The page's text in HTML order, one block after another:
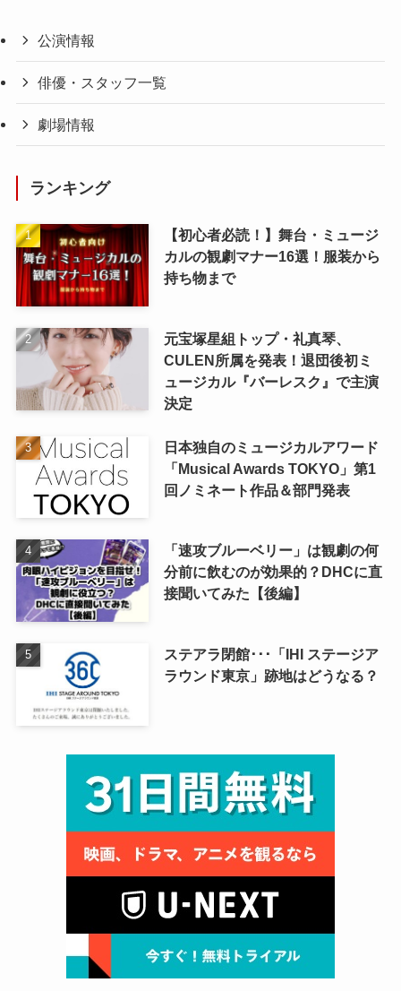
公演情報
俳優・スタッフ一覧
劇場情報
ランキング
【初心者必読！】舞台・ミュージ
カルの観劇マナー16選！服装から
持ち物まで
元宝塚星組トップ・礼真琴、
CULEN所属を発表！退団後初ミ
ュージカル『バーレスク』で主演
決定
日本独自のミュージカルアワード
「Musical Awards TOKYO」第1
回ノミネート作品＆部門発表
「速攻ブルーベリー」は観劇の何
分前に飲むのが効果的？DHCに直
接聞いてみた【後編】
ステアラ閉館･･･「IHI ステージア
ラウンド東京」跡地はどうなる？